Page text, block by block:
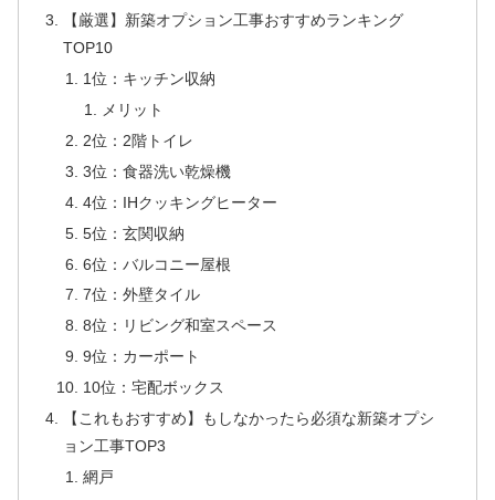
【厳選】新築オプション工事おすすめランキング
TOP10
1位：キッチン収納
メリット
2位：2階トイレ
3位：食器洗い乾燥機
4位：IHクッキングヒーター
5位：玄関収納
6位：バルコニー屋根
7位：外壁タイル
8位：リビング和室スペース
9位：カーポート
10位：宅配ボックス
【これもおすすめ】もしなかったら必須な新築オプシ
ョン工事TOP3
網戸